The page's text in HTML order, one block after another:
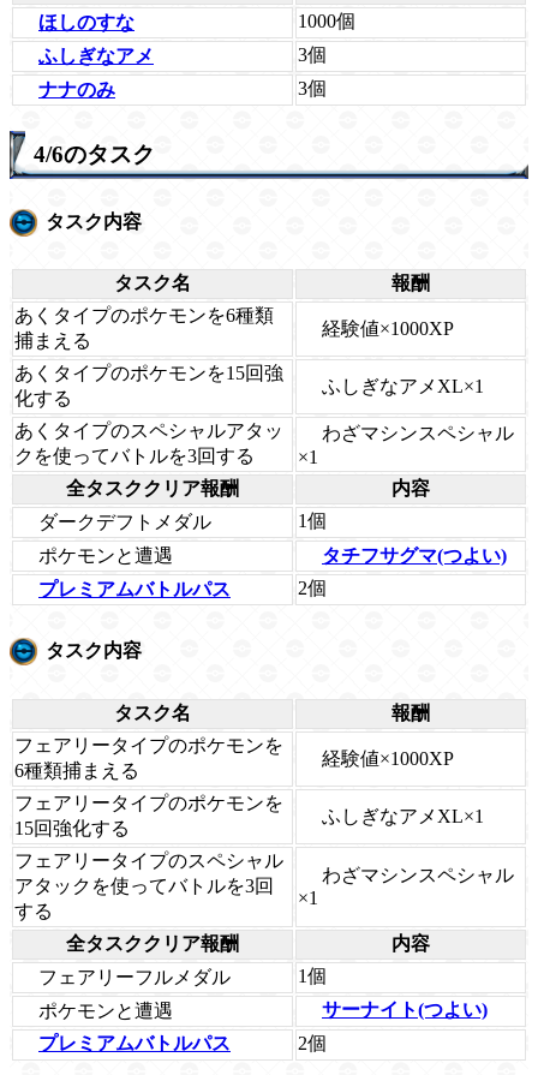
ほしのすな
1000個
ふしぎなアメ
3個
ナナのみ
3個
4/6のタスク
タスク内容
タスク名
報酬
あくタイプのポケモンを6種類
捕まえる
経験値×1000XP
あくタイプのポケモンを15回強
化する
ふしぎなアメXL×1
あくタイプのスペシャルアタッ
クを使ってバトルを3回する
わざマシンスペシャル
×1
全タスククリア報酬
内容
ダークデフトメダル
1個
ポケモンと遭遇
タチフサグマ(つよい)
プレミアムバトルパス
2個
タスク内容
タスク名
報酬
フェアリータイプのポケモンを
6種類捕まえる
経験値×1000XP
フェアリータイプのポケモンを
15回強化する
ふしぎなアメXL×1
フェアリータイプのスペシャル
アタックを使ってバトルを3回
する
わざマシンスペシャル
×1
全タスククリア報酬
内容
フェアリーフルメダル
1個
ポケモンと遭遇
サーナイト(つよい)
プレミアムバトルパス
2個